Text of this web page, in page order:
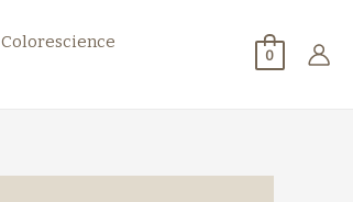
Colorescience
0